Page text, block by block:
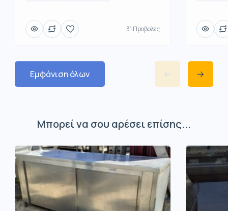
31 Προβολές
Εμφάνιση όλων
Μπορεί να σου αρέσει επίσης...